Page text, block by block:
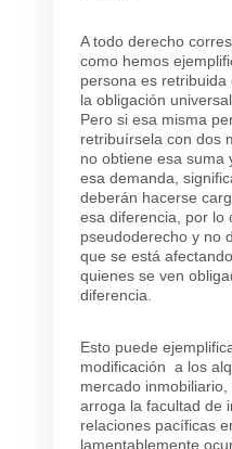
A todo derecho
como hemos
persona es
la obligación
Pero si esa misma
retribuírsela con dos
no obtiene esa suma
esa demanda,
deberán hacerse
esa diferencia, por lo
pseudoderecho y no
que se está
quienes se ven
diferencia.
Esto puede
modificación a los
mercado
arroga la facultad de
relaciones pacíficas
lamentablemente